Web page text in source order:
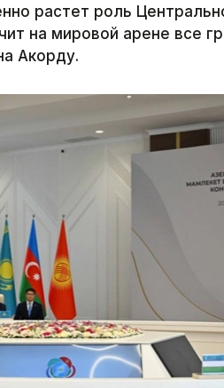
растет роль
на мировой арене все
Акорду.